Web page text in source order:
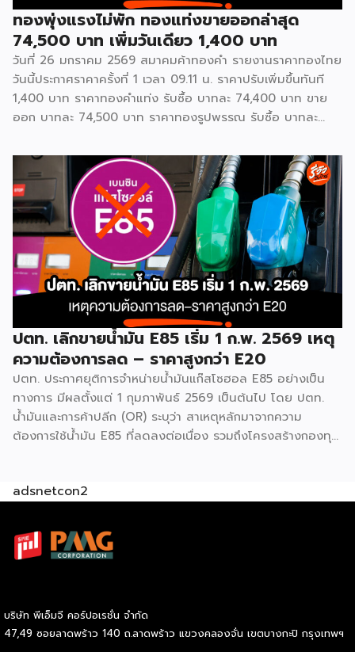
ทองพุ่งแรงไม่พัก ทองแท่งขายออกล่าสุด
74,500 บาท เพิ่มวันเดียว 1,400 บาท
วันที่ 26 มกราคม 2569 สมาคมค้าทองคำ รายงานราคาทองไทย
วันนี้ประกาศราคาครั้งที่ 1 เวลา 09.11 น. ราคาปรับเพิ่มขึ้นทันที
1,400 บาท ราคาทองคำแท่ง รับซื้อ บาทละ 74,400 บาท ขาย
ออก บาทละ 74,500 บาท ราคาทองรูปพรรณ รับซื้อ บาทละ
ข้อมูลแบบอินไซด์อื่น ๆได้ที่ Facebook : รีวิวอินไซด์ Website
: ชี้ช่องรวย FacebookFacebookXXLINELine
ปตท. เลิกขายน้ำมัน E85 เริ่ม 1 ก.พ. 2569 เหตุ
ความต้องการลด – ราคาสูงกว่า E20
ปตท. ประกาศยุติการจำหน่ายน้ำมันแก๊สโซฮอล E85 อย่างเป็น
ทางการ มีผลตั้งแต่ 1 กุมภาพันธ์ 2569 เป็นต้นไป โดย ปตท.
น้ำมันและการค้าปลีก (OR) ระบุว่า สาเหตุหลักมาจากความ
ต้องการใช้น้ำมัน E85 ที่ลดลงต่อเนื่อง รวมถึงโครงสร้างกองทุน
สุดท้ายที่คลังน้ำมันจ่าย E85 แต่หลังจากนั้น PTT Station ยัง
ทางเลือกทดแทน OR แนะนำให้สถานีบริการพิจารณานำ
ผลิตภัณฑ์กลุ่มพรีเมียมอย่าง Super Power มาจำหน่ายแทน
FacebookFacebookXXLINELine
adsnetcon2
บริษัท พีเอ็มจี คอร์ปอเรชั่น จำกัด
47,49 ซอยลาดพร้าว 140 ถ.ลาดพร้าว แขวงคลองจั่น เขตบางกะปิ กรุงเทพฯ